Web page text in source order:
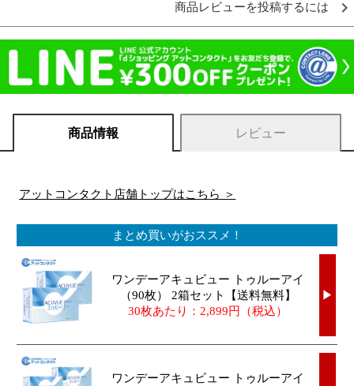
商品レビューを投稿するには
商品情報 レビュー
アットコンタクト店舗トップはこちら ＞
まとめ買いがおススメ！
ワンデーアキュビュー トゥルーアイ
（90枚） 2箱セット【送料無料】
30枚あたり：2,899円（税込）
▶
ワンデーアキュビュー トゥルーアイ